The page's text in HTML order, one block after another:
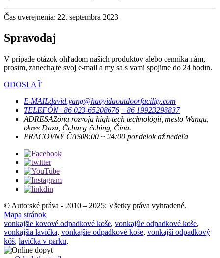
Čas uverejnenia: 22. septembra 2023
Spravodaj
V prípade otázok ohľadom našich produktov alebo cenníka nám,
prosím, zanechajte svoj e-mail a my sa s vami spojíme do 24 hodín.
ODOSLAŤ
E-MAILdavid.yang@haoyidaoutdoorfacility.com
TELEFÓN+86 023-65208676 +86 19923298837
ADRESAZóna rozvoja high-tech technológií, mesto Wangu,
okres Dazu, Čchung-čching, Čína.
PRACOVNÝ ČAS08:00 ~ 24:00 pondelok až nedeľa
© Autorské práva - 2010 – 2025: Všetky práva vyhradené.
Mapa stránok
vonkajšie kovové odpadkové koše, vonkajšie odpadkové koše,
vonkajšia lavička, vonkajšie odpadkové koše, vonkajší odpadkový
kôš, lavička v parku,